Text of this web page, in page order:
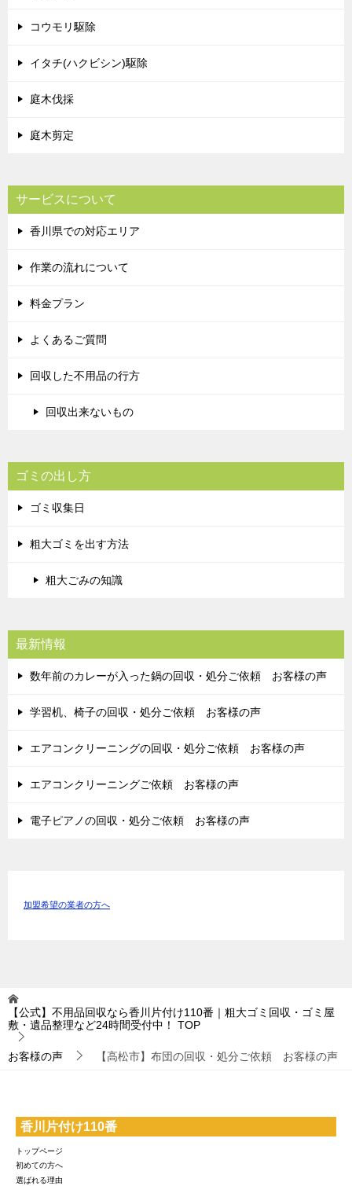
コウモリ駆除
イタチ(ハクビシン)駆除
庭木伐採
庭木剪定
サービスについて
香川県での対応エリア
作業の流れについて
料金プラン
よくあるご質問
回収した不用品の行方
回収出来ないもの
ゴミの出し方
ゴミ収集日
粗大ゴミを出す方法
粗大ごみの知識
最新情報
数年前のカレーが入った鍋の回収・処分ご依頼 お客様の声
学習机、椅子の回収・処分ご依頼 お客様の声
エアコンクリーニングの回収・処分ご依頼 お客様の声
エアコンクリーニングご依頼 お客様の声
電子ピアノの回収・処分ご依頼 お客様の声
加盟希望の業者の方へ
【公式】不用品回収なら香川片付け110番｜粗大ゴミ回収・ゴミ屋
敷・遺品整理など24時間受付中！
TOP
お客様の声 【高松市】布団の回収・処分ご依頼 お客様の声
香川片付け110番
トップページ
初めての方へ
選ばれる理由